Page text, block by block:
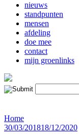
nieuws
standpunten
mensen
afdeling
doe mee
contact
mijn groenlinks
Home
Geplaatst
30/03/201818/12/2020